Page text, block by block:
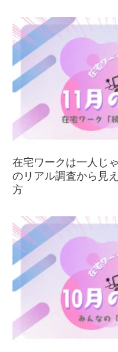
在宅ワークは一人じ
のリアル調査から見
方